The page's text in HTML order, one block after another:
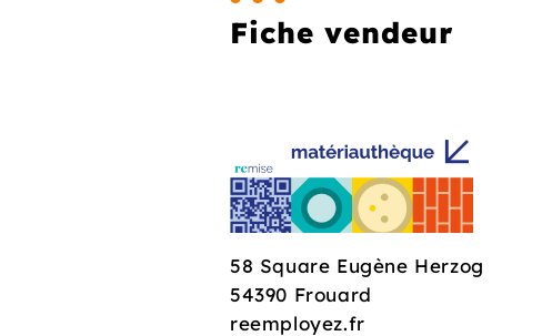
Fiche vendeur
58 Square Eugène Herzog
54390 Frouard
reemployez.fr